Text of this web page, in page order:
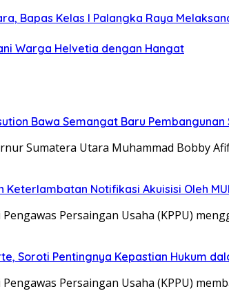
Bapas Kelas I Palangka Raya
Warga Helvetia dengan Hangat
Bawa Semangat Baru Pembangunan
Sumatera Utara Muhammad Bobby
Keterlambatan Notifikasi Akuisisi Oleh
Persaingan Usaha (KPPU)
Soroti Pentingnya Kepastian Hukum
Pengawas Persaingan Usaha (KPPU)